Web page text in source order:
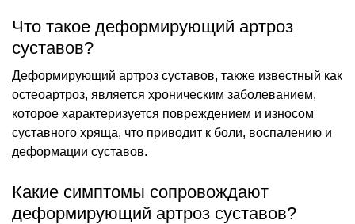
Что такое деформирующий артроз
суставов?
Деформирующий артроз суставов, также известный как
остеоартроз, является хроническим заболеванием,
которое характеризуется повреждением и износом
суставного хряща, что приводит к боли, воспалению и
деформации суставов.
Какие симптомы сопровождают
деформирующий артроз суставов?